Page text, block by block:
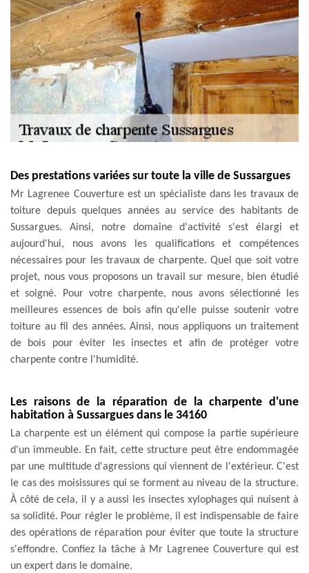
Des prestations variées sur toute la ville de Sussargues
Mr Lagrenee Couverture est un spécialiste dans les travaux de
toiture depuis quelques années au service des habitants de
Sussargues. Ainsi, notre domaine d'activité s'est élargi et
aujourd'hui, nous avons les qualifications et compétences
nécessaires pour les travaux de charpente. Quel que soit votre
projet, nous vous proposons un travail sur mesure, bien étudié
et soigné. Pour votre charpente, nous avons sélectionné les
meilleures essences de bois afin qu'elle puisse soutenir votre
toiture au fil des années. Ainsi, nous appliquons un traitement
de bois pour éviter les insectes et afin de protéger votre
charpente contre l'humidité.
Les raisons de la réparation de la charpente d'une
habitation à Sussargues dans le 34160
La charpente est un élément qui compose la partie supérieure
d'un immeuble. En fait, cette structure peut être endommagée
par une multitude d'agressions qui viennent de l'extérieur. C'est
le cas des moisissures qui se forment au niveau de la structure.
À côté de cela, il y a aussi les insectes xylophages qui nuisent à
sa solidité. Pour régler le problème, il est indispensable de faire
des opérations de réparation pour éviter que toute la structure
s'effondre. Confiez la tâche à Mr Lagrenee Couverture qui est
un expert dans le domaine.